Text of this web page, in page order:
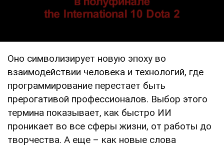
Оно символизирует новую эпоху во
взаимодействии человека и технологий, где
программирование перестает быть
прерогативой профессионалов. Выбор этого
термина показывает, как быстро ИИ
проникает во все сферы жизни, от работы до
творчества. А еще – как новые слова